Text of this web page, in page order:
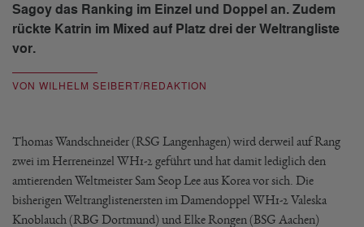
Sagoy das Ranking im Einzel und Doppel an. Zudem
rückte Katrin im Mixed auf Platz drei der Weltrangliste
vor.
VON WILHELM SEIBERT/REDAKTION
Thomas Wandschneider (RSG Langenhagen) wird derweil auf Rang
zwei im Herreneinzel WH1-2 geführt und hat damit lediglich den
amtierenden Weltmeister Sam Seop Lee aus Korea vor sich. Die
bisherigen Weltranglistenersten im Damendoppel WH1-2 Valeska
Knoblauch (RBG Dortmund) und Elke Rongen (BSG Aachen)